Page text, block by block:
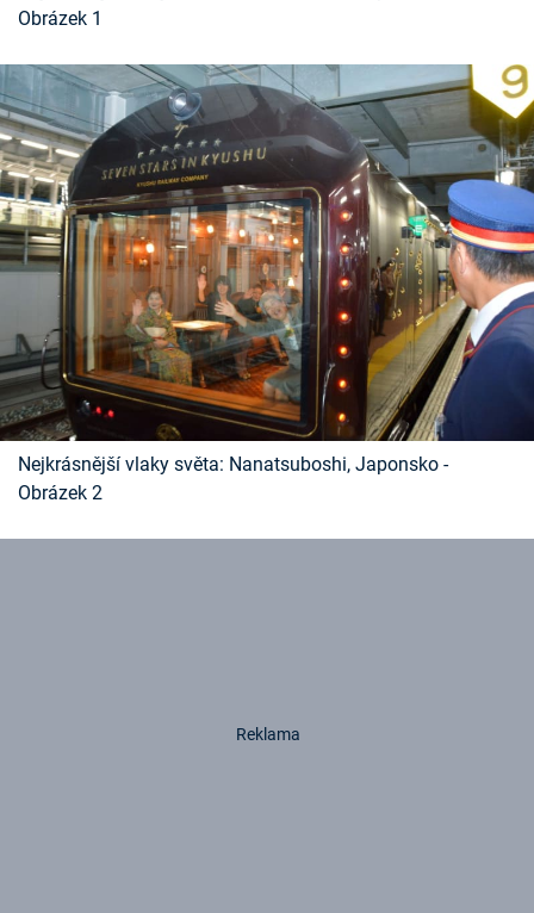
Časopis
Sledujte prima+
Přihlášení
Sledujte nás
Obrázek 1
Nejkrásnější vlaky světa: Nanatsuboshi, Japonsko -
Obrázek 2